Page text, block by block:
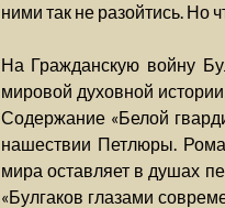
ними так не разойтись. Но
На Гражданскую войну
мировой духовной
Содержание «Белой
нашествии Петлюры.
мира оставляет в душах
«Булгаков глазами